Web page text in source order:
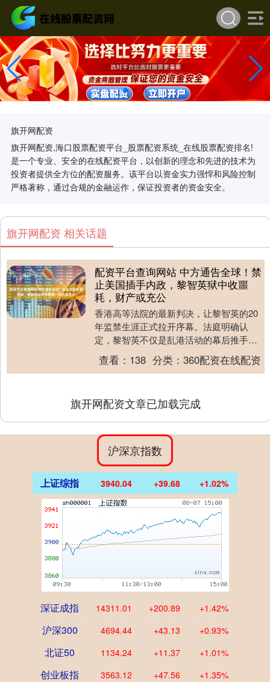
旗开网配资
旗开网配资,海口股票配资平台_股票配资系统_在线股票配资排名!
是一个专业、安全的在线配资平台，以创新的理念和先进的技术为
投资者提供全方位的配资服务。该平台以资金实力强悍和风险控制
严格著称，通过合规的金融运作，保证投资者的资金安全。
旗开网配资 相关话题
配资平台查询网站 中方通告全球！禁
止美国插手内政，黎智英狱中收噩
耗，财产或充公
香港高等法院的最新判决，让黎智英的20
年监禁生涯正式拉开序幕。法庭明确认
定，黎智英不仅是乱港活动的幕后推手，
更是这一切的策划者和推动者。与此同
时，黎智英旗下的三....
查看： 138 分类：360配资在线配资
旗开网配资文章已加载完成
沪深京指数
上证综指 3940.04 +39.68 +1.02%
深证成指 14311.01 +200.89 +1.42%
沪深300 4694.44 +43.13 +0.93%
北证50 1134.24 +11.37 +1.01%
创业板指 3563.12 +47.56 +1.35%